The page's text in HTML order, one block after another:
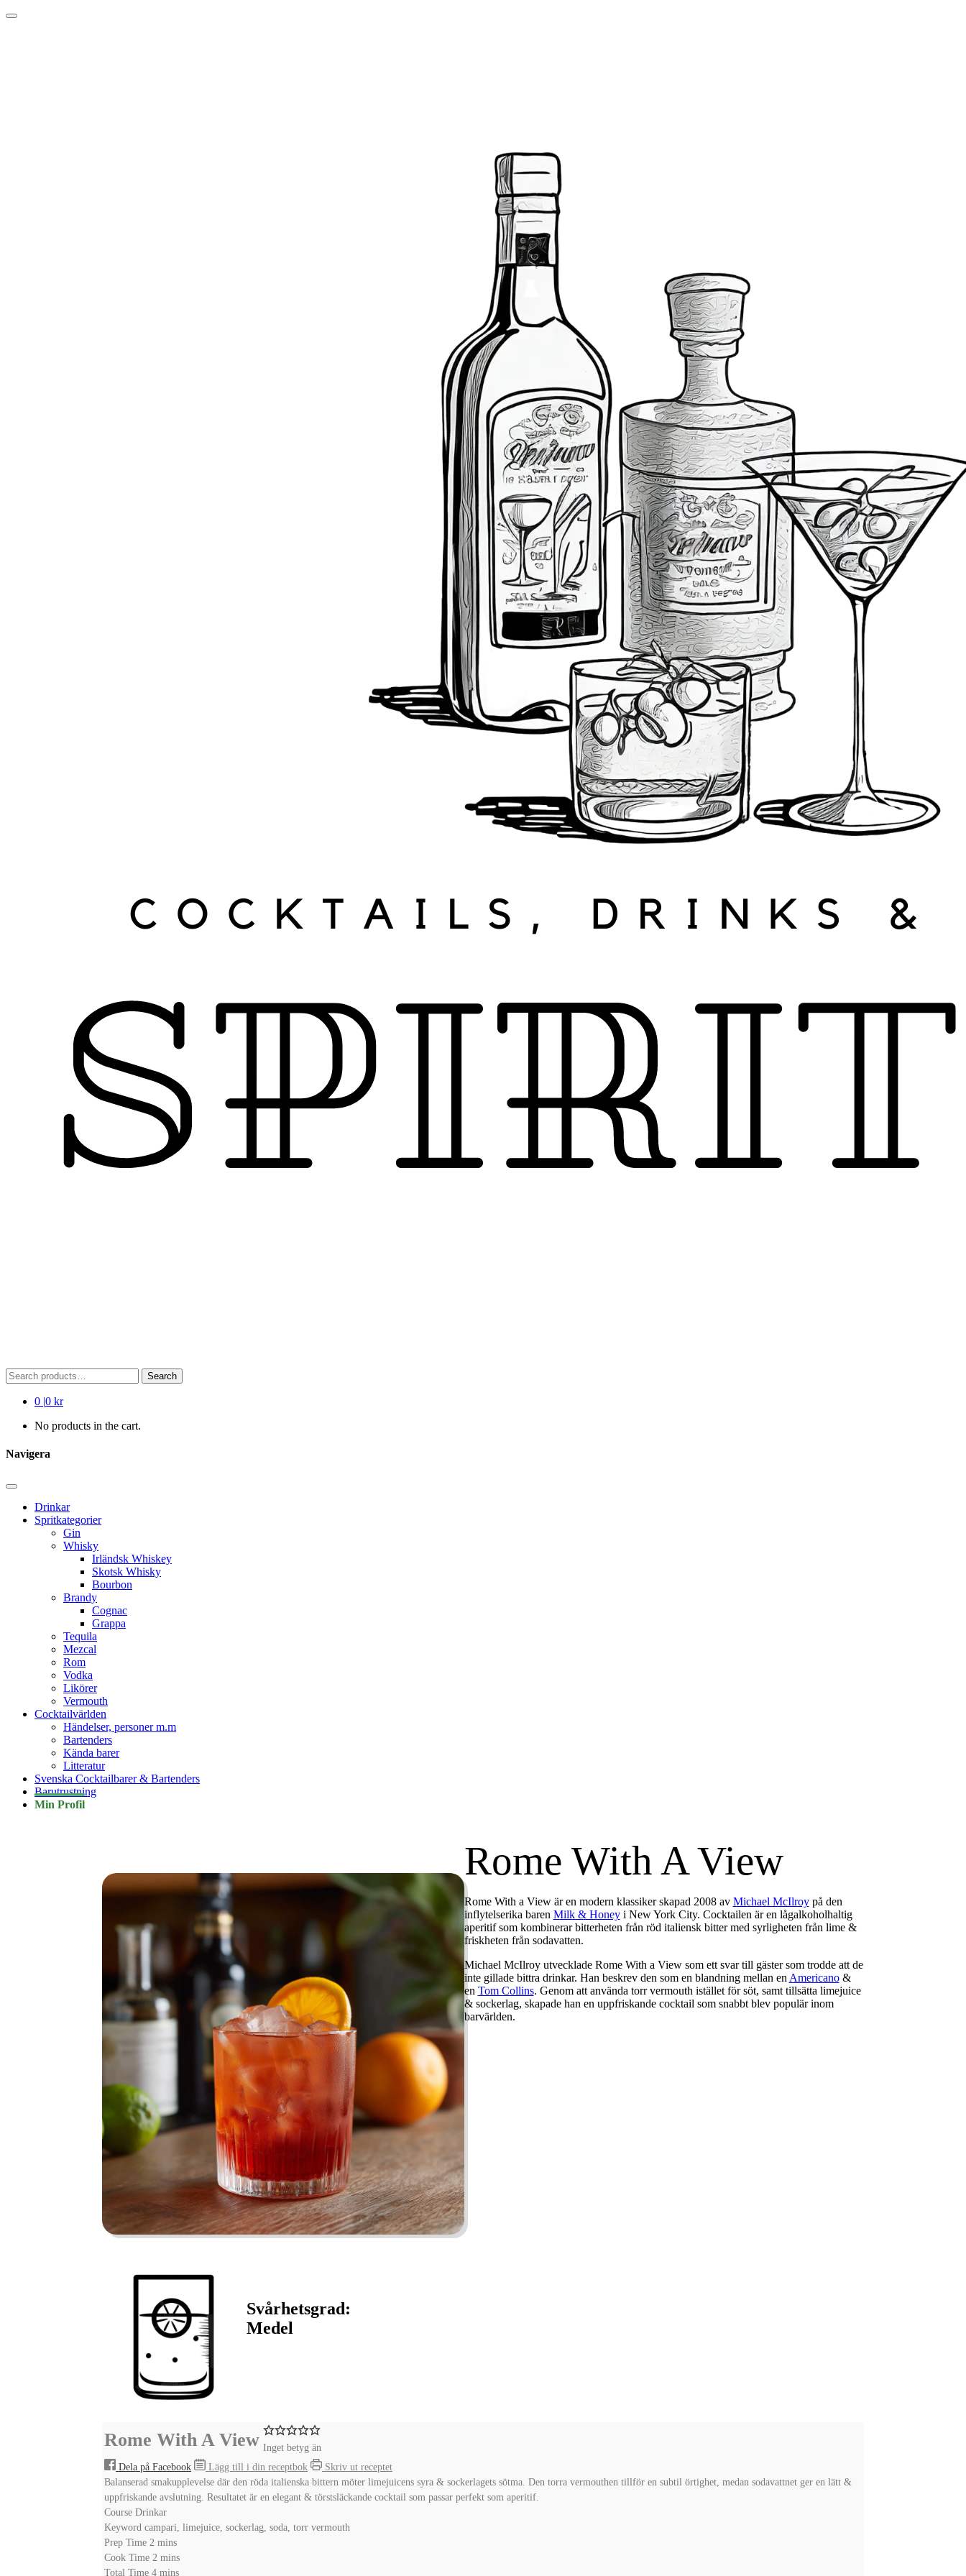
Skip
Search
for:
Search
0 |0 kr
No products in the cart.
Navigera
Drinkar
Spritkategorier
Gin
Whisky
Irländsk Whiskey
Skotsk Whisky
Bourbon
Brandy
Cognac
Grappa
Tequila
Mezcal
Rom
Vodka
Likörer
Vermouth
Cocktailvärlden
Händelser, personer m.m
Bartenders
Kända barer
Litteratur
Svenska Cocktailbarer & Bartenders
Barutrustning
Min Profil
Rome With A View
Rome With a Viewär en modern klassiker skapad 2008 av Michael McIlroypå den
inflytelserika baren Milk & Honeyi New York City. Cocktailen är en lågalkoholhaltig
aperitif som kombinerar bitterheten från röd italiensk bitter med syrligheten från lime &
friskheten från sodavatten.
Michael McIlroy utvecklade Rome With a View som ett svar till gäster som trodde att de
inte gillade bittra drinkar. Han beskrev den som en blandning mellan en Americano&
en Tom Collins. Genom att använda torr vermouth istället för söt, samt tillsätta limejuice
& sockerlag, skapade han en uppfriskande cocktail som snabbt blev populär inom
barvärlden.
Svårhetsgrad:
Medel
Rome With A View Inget betyg än
Dela på Facebook
Lägg till i din receptbok
Skriv ut receptet
Balanserad smakupplevelse där den röda italienska bittern möter limejuicens syra & sockerlagets sötma. Den torra vermouthen tillför en subtil örtighet, medan sodavattnet ger en lätt &
uppfriskande avslutning. Resultatet är en elegant & törstsläckande cocktail som passar perfekt som aperitif.
Course Drinkar
Keyword campari, limejuice, sockerlag, soda, torr vermouth
Prep Time 2 minutes
mins
Cook Time 2 minutes
mins
Total Time 4minutes
mins